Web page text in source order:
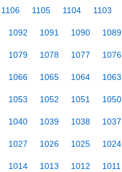
1106 1105 1104 1103
1092 1091 1090 1089
1079 1078 1077 1076
1066 1065 1064 1063
1053 1052 1051 1050
1040 1039 1038 1037
1027 1026 1025 1024
1014 1013 1012 1011